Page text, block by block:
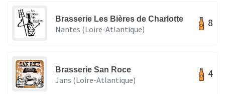
Brasserie Les Bières de Charlotte
Nantes (Loire-Atlantique)
8
Brasserie San Roce
Jans (Loire-Atlantique)
4